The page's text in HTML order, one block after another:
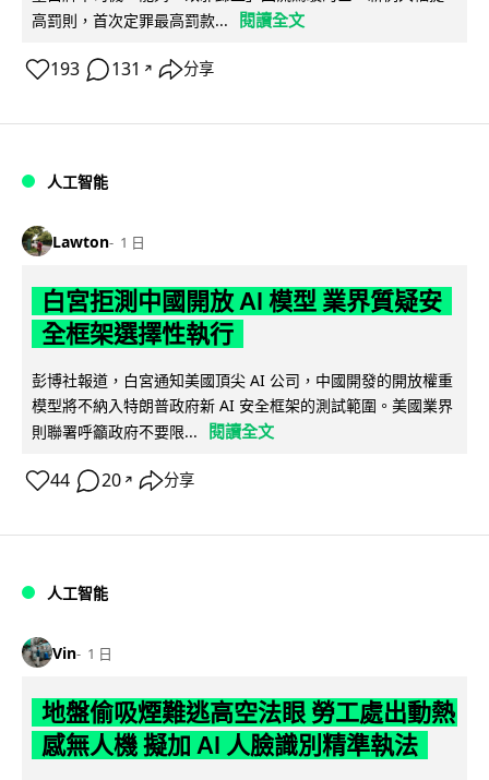
高罰則，首次定罪最高罰款...
閱讀全文
193 131 ↗ 分享
人工智能
Lawton 1 日
白宮拒測中國開放 AI 模型 業界質疑安
全框架選擇性執行
彭博社報道，白宮通知美國頂尖 AI 公司，中國開發的開放權重
模型將不納入特朗普政府新 AI 安全框架的測試範圍。美國業界
則聯署呼籲政府不要限...
閱讀全文
44 20 ↗ 分享
人工智能
Vin 1 日
地盤偷吸煙難逃高空法眼 勞工處出動熱
感無人機 擬加 AI 人臉識別精準執法